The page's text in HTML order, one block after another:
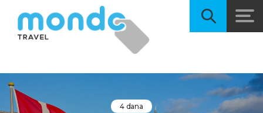
4 dana